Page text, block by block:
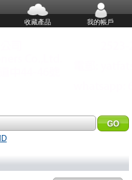
收藏產品 我的帳戶